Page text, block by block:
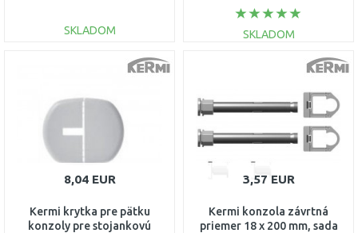
SKLADOM
DO KOŠÍKA
ZB01380002
SKLADOM
DO KOŠÍKA
8,04 EUR
Kermi krytka pre pätku
konzoly pre stojankovú
3,57 EUR
Kermi konzola závrtná
priemer 18 x 200 mm, sada